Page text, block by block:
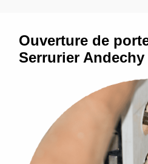
Ouverture de
Serrurier Andechy